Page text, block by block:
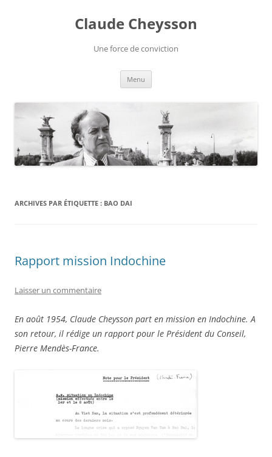
Claude Cheysson
Une force de conviction
Menu
ARCHIVES PAR ÉTIQUETTE : BAO DAI
Rapport mission Indochine
Laisser un commentaire
En août 1954, Claude Cheysson part en mission en Indochine. A
son retour, il rédige un rapport pour le Président du Conseil,
Pierre Mendès-France.